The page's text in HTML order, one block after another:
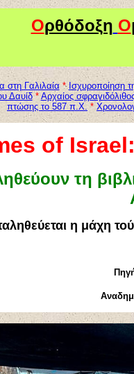
Ορθόδοξη Ο
Γαλιλαία * Ισχυροποίηση
Δαυίδ * Αρχαίος
πτώσης το 587 π.Χ. *
of
τη
η μάχη